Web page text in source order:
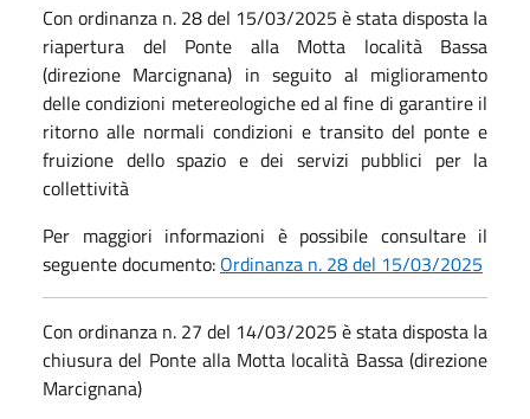
Con ordinanza n. 28 del 15/03/2025 è stata disposta la
riapertura del Ponte alla Motta località Bassa
(direzione Marcignana) in seguito al miglioramento
delle condizioni metereologiche ed al fine di garantire il
ritorno alle normali condizioni e transito del ponte e
fruizione dello spazio e dei servizi pubblici per la
collettività
Per maggiori informazioni è possibile consultare il
seguente documento: Ordinanza n. 28 del 15/03/2025
Con ordinanza n. 27 del 14/03/2025 è stata disposta la
chiusura del Ponte alla Motta località Bassa (direzione
Marcignana)